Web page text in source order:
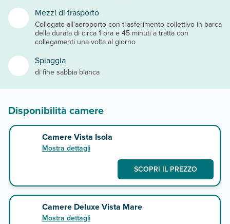
Mezzi di trasporto
Collegato all'aeroporto con trasferimento collettivo in barca
della durata di circa 1 ora e 45 minuti a tratta con
collegamenti una volta al giorno
Spiaggia
di fine sabbia bianca
Disponibilità camere
Camere Vista Isola
Mostra dettagli
SCOPRI IL PREZZO
Camere Deluxe Vista Mare
Mostra dettagli